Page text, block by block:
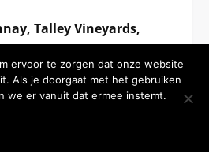
Talley Vineyards,
Californië 2011
Vineyard, 25%
citroenkleurig, groene
ervoor te zorgen dat onze website
Als je doorgaat met het gebruiken
we er vanuit dat ermee instemt.